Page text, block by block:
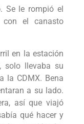
Se le rompió el
el canasto
en la estación
solo llevaba su
la CDMX. Bena
a su lado.
así que viajó
qué hacer y